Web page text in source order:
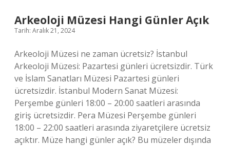
Arkeoloji Müzesi Hangi Günler Açık
Tarih: Aralık 21, 2024
Arkeoloji Müzesi ne zaman ücretsiz? İstanbul
Arkeoloji Müzesi: Pazartesi günleri ücretsizdir. Türk
ve İslam Sanatları Müzesi Pazartesi günleri
ücretsizdir. İstanbul Modern Sanat Müzesi:
Perşembe günleri 18:00 – 20:00 saatleri arasında
giriş ücretsizdir. Pera Müzesi Perşembe günleri
18:00 – 22:00 saatleri arasında ziyaretçilere ücretsiz
açıktır. Müze hangi günler açık? Bu müzeler dışında